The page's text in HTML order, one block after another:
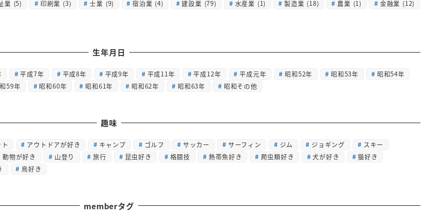
業 (5) 印刷業 (3) 士業 (9) 宿泊業 (4) 建設業 (79) 水産業 (1) 製造業 (18) 農業 (1) 金融業 (12)
生年月日
平成7年 平成8年 平成9年 平成11年 平成12年 平成元年 昭和52年 昭和53年
昭和54年
59年
昭和60年 昭和61年 昭和62年 昭和63年 昭和その他
趣味
アウトドアが好き キャンプ ゴルフ サッカー サーフィン ジム ジョギング
スキー
動物が好き
山登り 旅行 昆虫好き 格闘技 熱帯魚好き 爬虫類好き 犬が好き
猫好き
鳥好き
memberタグ